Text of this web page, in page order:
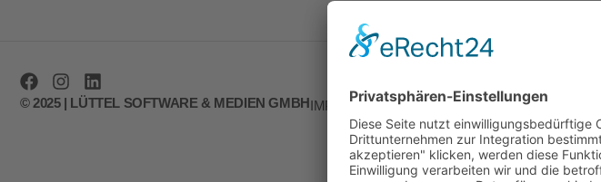
© 2025 | LÜTTEL SOFTWARE & MEDIEN GMBHIMPRESSUMDATENSCHUTZAGBKONTAKT